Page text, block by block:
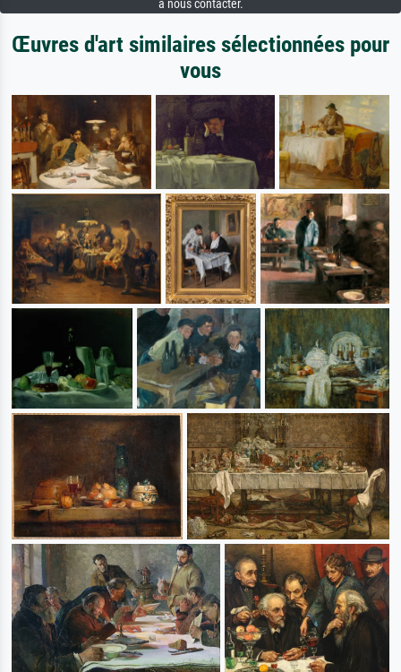
à nous contacter.
Œuvres d'art similaires sélectionnées pour
vous